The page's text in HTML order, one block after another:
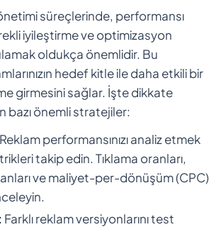
süreçlerinde, performansı
iyileştirme ve optimizasyon
oldukça önemlidir. Bu
hedef kitle ile daha etkili bir
girmesini sağlar. İşte dikkate
bazı önemli stratejiler:
Reklam performansınızı analiz etmek
takip edin. Tıklama oranları,
ve maliyet-per-dönüşüm (CPC)
Farklı reklam versiyonlarını test